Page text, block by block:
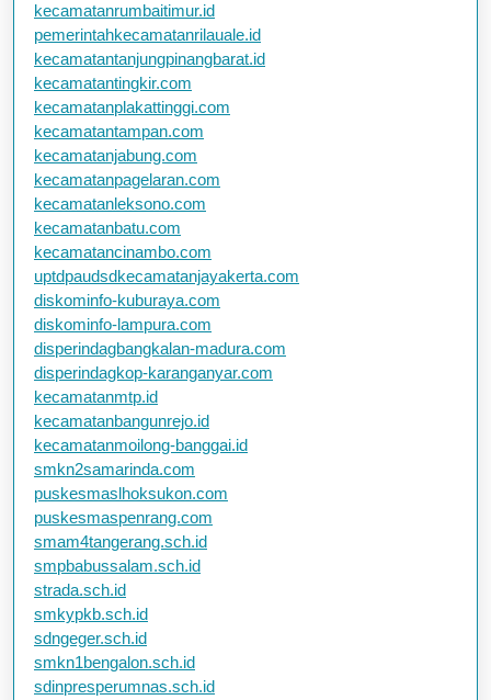
kecamatanrumbaitimur.id
pemerintahkecamatanrilauale.id
kecamatantanjungpinangbarat.id
kecamatantingkir.com
kecamatanplakattinggi.com
kecamatantampan.com
kecamatanjabung.com
kecamatanpagelaran.com
kecamatanleksono.com
kecamatanbatu.com
kecamatancinambo.com
uptdpaudsdkecamatanjayakerta.com
diskominfo-kuburaya.com
diskominfo-lampura.com
disperindagbangkalan-madura.com
disperindagkop-karanganyar.com
kecamatanmtp.id
kecamatanbangunrejo.id
kecamatanmoilong-banggai.id
smkn2samarinda.com
puskesmaslhoksukon.com
puskesmaspenrang.com
smam4tangerang.sch.id
smpbabussalam.sch.id
strada.sch.id
smkypkb.sch.id
sdngeger.sch.id
smkn1bengalon.sch.id
sdinpresperumnas.sch.id